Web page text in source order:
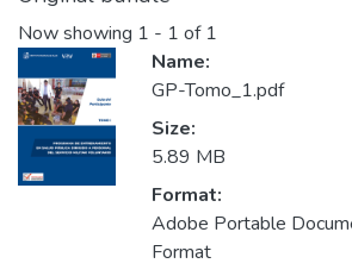
Now showing 1 - 1 of 1
Name:
GP-Tomo_1.pdf
Size:
5.89 MB
Format:
Adobe Portable
Format